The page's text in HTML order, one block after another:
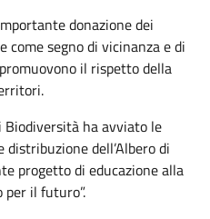
donazione dei
come segno di vicinanza e di
il rispetto della
Biodiversità ha avviato le
dell’Albero di
progetto di educazione alla
per il futuro”.